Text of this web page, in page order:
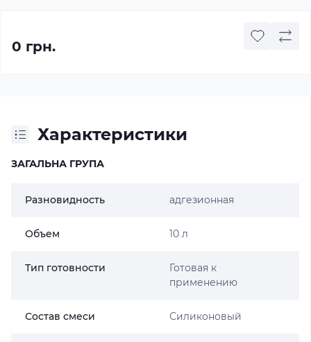
0 грн.
Характеристики
ЗАГАЛЬНА ГРУПА
Разновидность адгезионная
Объем 10 л
Тип готовности
Готовая к
применению
Состав смеси Силиконовый